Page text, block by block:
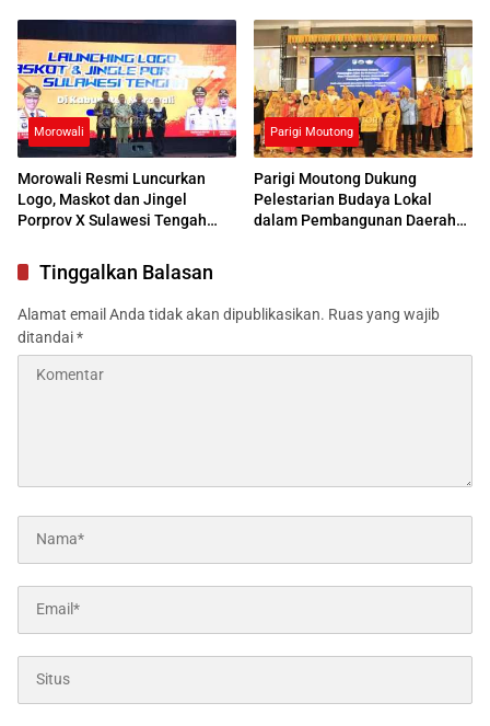
Morowali
Morowali Resmi Luncurkan
Logo, Maskot dan Jingel
Porprov X Sulawesi Tengah
Parigi Moutong
Parigi Moutong Dukung
Pelestarian Budaya Lokal
dalam Pembangunan Daerah
Tinggalkan Balasan
Alamat email Anda tidak akan dipublikasikan. Ruas yang wajib
ditandai*